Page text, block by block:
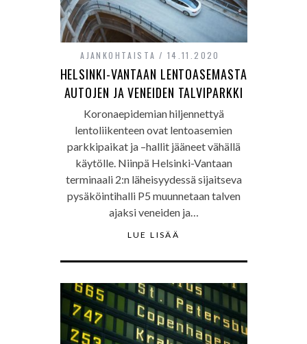
AJANKOHTAISTA 14.11.2020
HELSINKI-VANTAAN LENTOASEMASTA
AUTOJEN JA VENEIDEN TALVIPARKKI
Koronaepidemian hiljennettyä
lentoliikenteen ovat lentoasemien
parkkipaikat ja –hallit jääneet vähällä
käytölle. Niinpä Helsinki-Vantaan
terminaali 2:n läheisyydessä sijaitseva
pysäköintihalli P5 muunnetaan talven
ajaksi veneiden ja…
LUE LISÄÄ